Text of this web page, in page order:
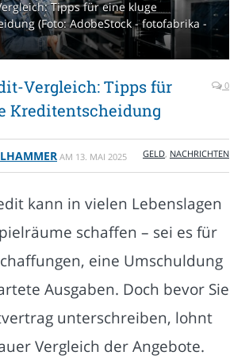
Tipps für eine kluge
(Foto: AdobeStock - fotofabrika -
Vergleich: Tipps für
Kreditentscheidung
0
AM 13. MAI 2025 GELD, NACHRICHTEN
kann in vielen Lebenslagen
schaffen – sei es für
eine Umschuldung
Ausgaben. Doch bevor Sie
unterschreiben, lohnt
Vergleich der Angebote.